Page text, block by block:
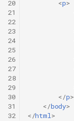
20
21
22
23
24
25
26
27
28
29
30
31
32
<p>
</p>
</body>
</html>